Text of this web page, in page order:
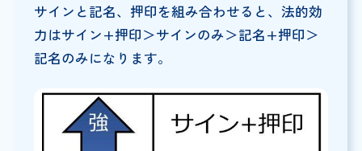
サインと記名、押印を組み合わせると、法的効
力はサイン+押印＞サインのみ＞記名+押印＞
記名のみになります。